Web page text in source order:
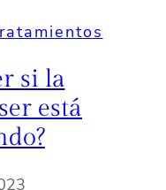
si la
está